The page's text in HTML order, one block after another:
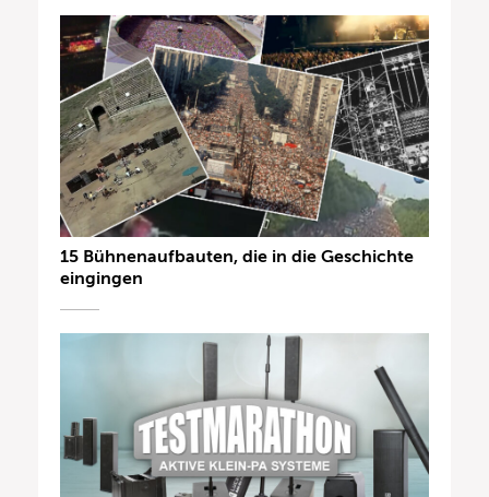
15 Bühnenaufbauten, die in die Geschichte
eingingen